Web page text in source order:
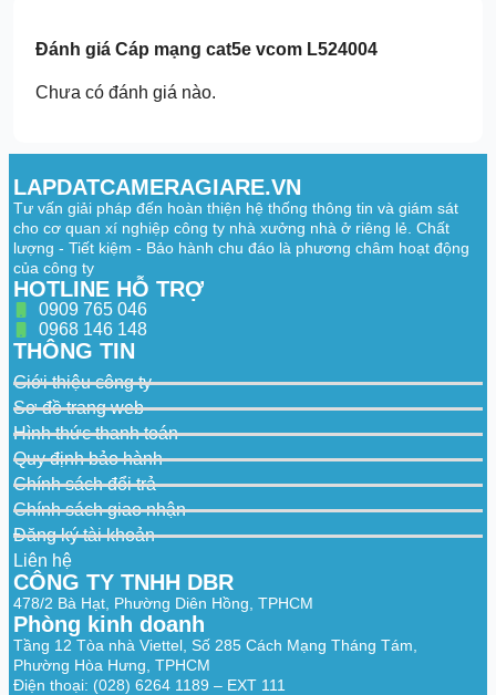
Đánh giáCáp mạng cat5e vcom L524004
Chưa có đánh giá nào.
LAPDATCAMERAGIARE.VN
Tư vấn giải pháp đến hoàn thiện hệ thống thông tin và giám sát
cho cơ quan xí nghiệp công ty nhà xưởng nhà ở riêng lẻ. Chất
lượng - Tiết kiệm - Bảo hành chu đáo là phương châm hoạt động
của công ty
HOTLINE HỖ TRỢ
0909 765 046
0968 146 148
THÔNG TIN
Giới thiệu công ty
Sơ đồ trang web
Hình thức thanh toán
Quy định bảo hành
Chính sách đổi trả
Chính sách giao nhận
Đăng ký tài khoản
Liên hệ
CÔNG TY TNHH DBR
478/2 Bà Hạt, Phường Diên Hồng, TPHCM
Phòng kinh doanh
Tầng 12 Tòa nhà Viettel, Số 285 Cách Mạng Tháng Tám,
Phường Hòa Hưng, TPHCM
Điện thoại: (028) 6264 1189 – EXT 111